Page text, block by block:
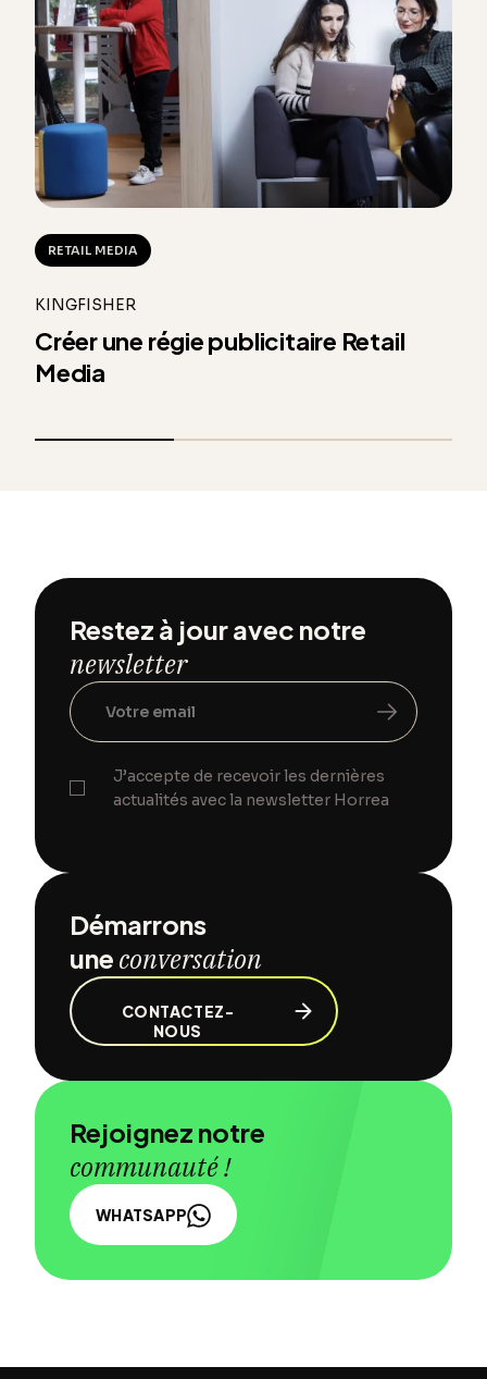
RETAIL MEDIA
KINGFISHER
Créer une régie publicitaire Retail
Media
Restez à jour avec notre
newsletter
J’accepte de recevoir les dernières
actualités avec la newsletter Horrea
Démarrons
une conversation
CONTACTEZ-
NOUS
Rejoignez notre
communauté !
WHATSAPP